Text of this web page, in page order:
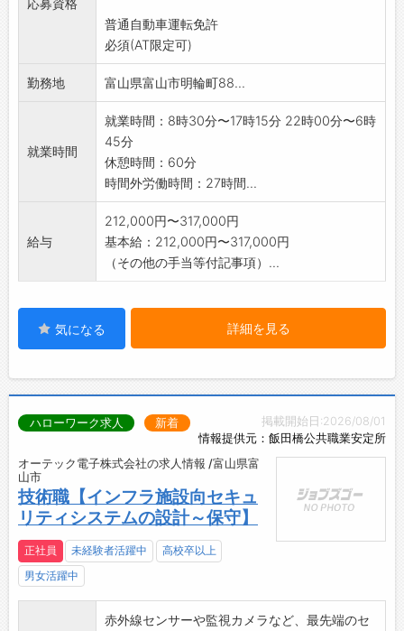
・ほとんどの社員が未経験からのスタートで
す。入社時から1年間
さい。
・まずは現場見学だけでもお気軽にお越しくだ
さい!
変更範囲:変更なし
※応募の方はハローワークから「紹介状」の交
付を受けて下さい。
応募資格
普通自動車運転免許
必須(AT限定可)
勤務地 富山県富山市明輪町88...
就業時間
就業時間：8時30分〜17時15分 22時00分〜6時
45分
休憩時間：60分
時間外労働時間：27時間...
給与
212,000円〜317,000円
基本給：212,000円〜317,000円
（その他の手当等付記事項）...
気になる 詳細を見る
掲載開始日:2026/08/01
情報提供元：飯田橋公共職業安定所
ハローワーク求人 新着
オーテック電子株式会社の求人情報 /富山県富
山市
技術職【インフラ施設向セキュ
リティシステムの設計～保守】
正社員 未経験者活躍中
高校卒以上
男女活躍中
赤外線センサーや監視カメラなど、最先端のセ